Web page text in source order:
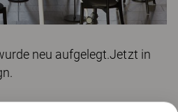
neu aufgelegt.Jetzt in